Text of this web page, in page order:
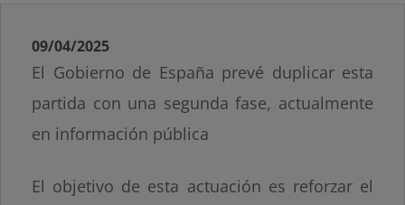
09/04/2025
El Gobierno de España prevé duplicar esta
partida con una segunda fase, actualmente
en información pública
El objetivo de esta actuación es reforzar el